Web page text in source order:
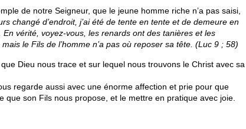
de notre Seigneur, que le jeune homme riche n’a pas saisi,
changé d’endroit, j’ai été de tente en tente et de demeure en
vérité, voyez-vous, les renards ont des tanières et les
le Fils de l’homme n’a pas où reposer sa tête. (Luc 9 ; 58)
Dieu nous trace et sur lequel nous trouvons le Christ avec sa
regarde aussi avec une énorme affection et prie pour que
que son Fils nous propose, et le mettre en pratique avec joie.